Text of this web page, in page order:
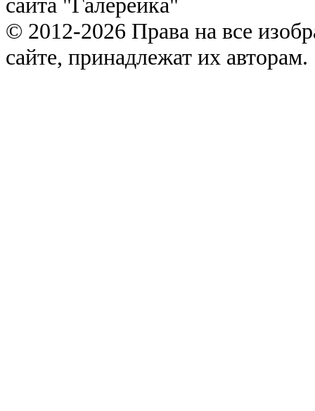
© 2012-2026 Права на все
сайте, принадлежат их авторам.